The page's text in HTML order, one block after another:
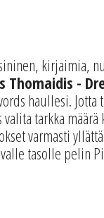
kirjaimia,
Thomaidis -
haullesi.
tarkka
varmasti
tasolle pelin